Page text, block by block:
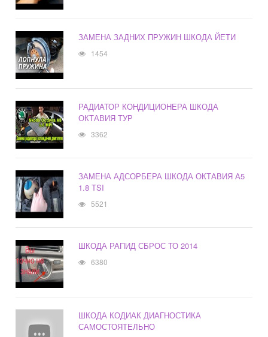
ЗАМЕНА ЗАДНИХ ПРУЖИН ШКОДА ЙЕТИ
1454
РАДИАТОР КОНДИЦИОНЕРА ШКОДА
ОКТАВИЯ ТУР
3362
ЗАМЕНА АДСОРБЕРА ШКОДА ОКТАВИЯ А5
1.8 TSI
5521
ШКОДА РАПИД СБРОС ТО 2014
6380
ШКОДА КОДИАК ДИАГНОСТИКА
САМОСТОЯТЕЛЬНО